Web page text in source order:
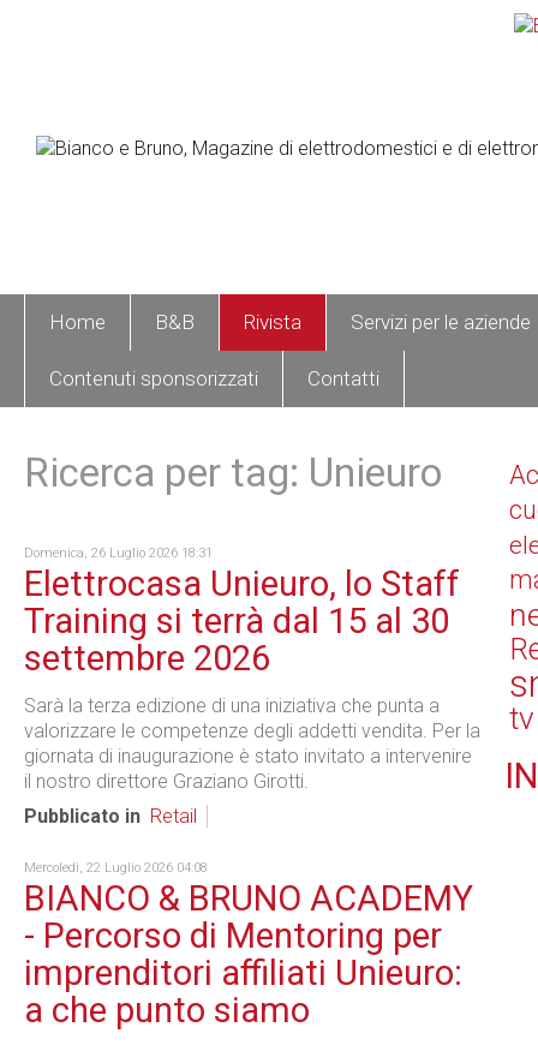
Home B&B Rivista Servizi per le aziende
Contenuti sponsorizzati Contatti
Ricerca per tag: Unieuro
Domenica, 26 Luglio 2026 18:31
Elettrocasa Unieuro, lo Staff
Training si terrà dal 15 al 30
settembre 2026
Sarà la terza edizione di una iniziativa che punta a
valorizzare le competenze degli addetti vendita. Per la
giornata di inaugurazione è stato invitato a intervenire
il nostro direttore Graziano Girotti.
Pubblicato in Retail
Mercoledì, 22 Luglio 2026 04:08
BIANCO & BRUNO ACADEMY
- Percorso di Mentoring per
imprenditori affiliati Unieuro:
a che punto siamo
tv
IN